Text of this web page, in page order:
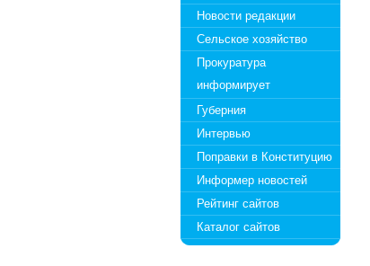
Новости редакции
Сельское хозяйство
Прокуратура
информирует
Губерния
Интервью
Поправки в Конституцию
Информер новостей
Рейтинг сайтов
Каталог сайтов